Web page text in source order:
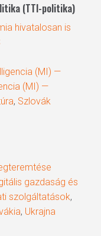
(TTI-politika)
hivatalosan is
(MI) —
(MI) —
, Szlovák
gazdaság és
szolgáltatások,
, Ukrajna